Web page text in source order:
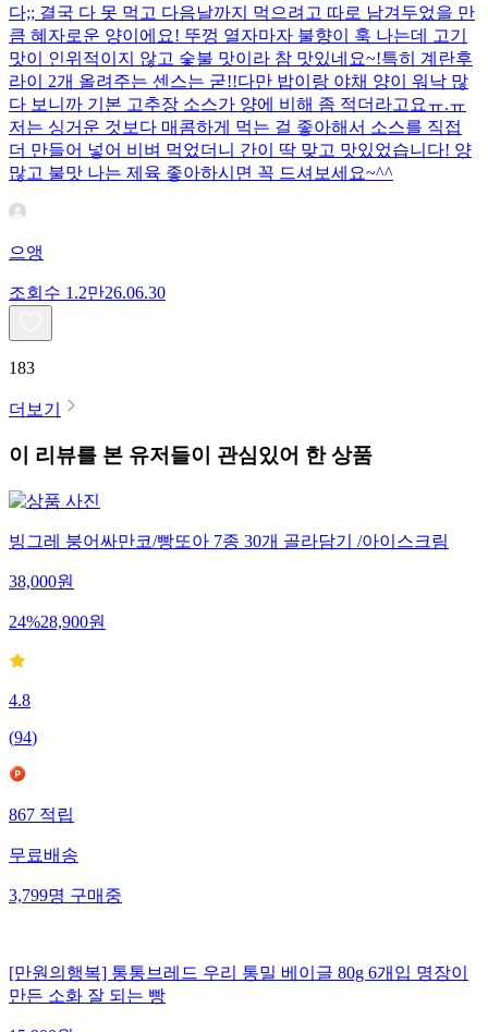
다;; 결국 다 못 먹고 다음날까지 먹으려고 따로 남겨두었을 만
큼 혜자로운 양이에요! 뚜껑 열자마자 불향이 훅 나는데 고기
맛이 인위적이지 않고 숯불 맛이라 참 맛있네요~!특히 계란후
라이 2개 올려주는 센스는 굳!! ​다만 밥이랑 야채 양이 워낙 많
다 보니까 기본 고추장 소스가 양에 비해 좀 적더라고요ㅠ.ㅠ
저는 싱거운 것보다 매콤하게 먹는 걸 좋아해서 소스를 직접
더 만들어 넣어 비벼 먹었더니 간이 딱 맞고 맛있었습니다! 양
많고 불맛 나는 제육 좋아하시면 꼭 드셔보세요~^^
으앵
조회수 1.2만26.06.30
183
더보기
이 리뷰를 본 유저들이 관심있어 한 상품
빙그레 붕어싸만코/빵또아 7종 30개 골라담기 /아이스크림
38,000원
24%28,900원
4.8
(94)
867 적립
무료배송
3,799명 구매중
[만원의행복] 통통브레드 우리 통밀 베이글 80g 6개입 명장이
만든 소화 잘 되는 빵